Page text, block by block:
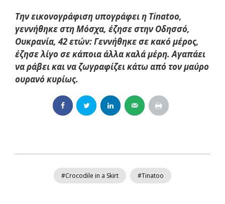
Την εικονογράφιση υπογράφει η Tinatoo,
γεννήθηκε στη Μόσχα, έζησε στην Οδησσό,
Ουκρανία, 42 ετών: Γεννήθηκε σε κακό μέρος,
έζησε λίγο σε κάποια άλλα καλά μέρη. Αγαπάει
να ράβει και να ζωγραφίζει κάτω από τον μαύρο
ουρανό κυρίως.
#Crocodile in a Skirt #Tinatoo